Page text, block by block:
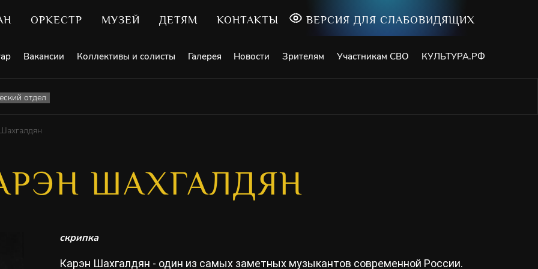
ОРКЕСТР МУЗЕЙ ДЕТЯМ КОНТАКТЫ ВЕРСИЯ ДЛЯ СЛАБОВИДЯЩИХ
Вакансии Коллективы и солисты Галерея Новости Зрителям Участникам СВО КУЛЬТУРА.РФ
отдел
ШАХГАЛДЯН
скрипка
Карэн Шахгалдян - один из самых заметных музыкантов современной России.